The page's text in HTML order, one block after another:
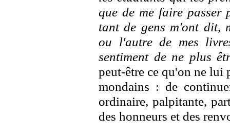
que de me faire passer
tant de gens m'ont dit,
ou l'autre de mes
sentiment de ne plus
peut-être ce qu'on ne lui
mondains : de
ordinaire, palpitante,
des honneurs et des